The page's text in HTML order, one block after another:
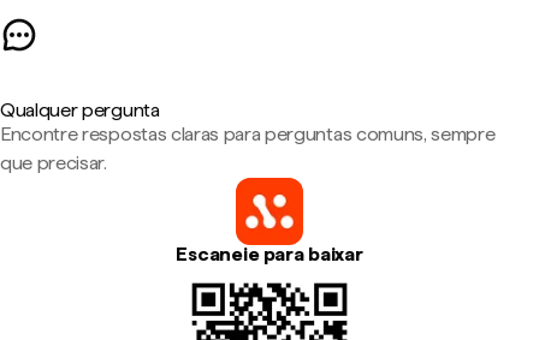
Qualquer pergunta
Encontre respostas claras para perguntas comuns, sempre
que precisar.
Escaneie para baixar